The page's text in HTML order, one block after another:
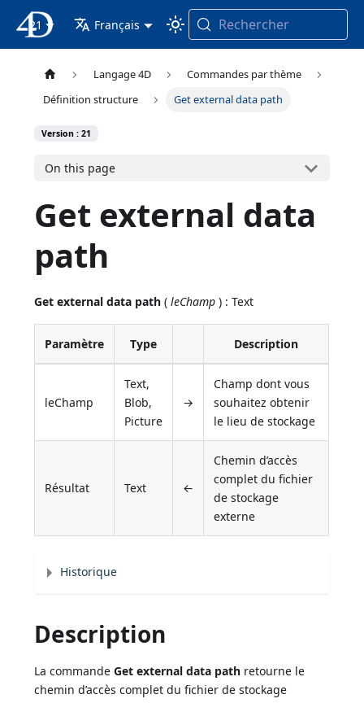
4D Documentation
21 Français Rechercher
Langage 4D
Commandes par thème
Définition structure
Get external data path
Version : 21
On this page
Get external data
path
Get external data path (leChamp ) : Text
Paramètre Type Description
leChamp
Text,
Blob,
Picture
→
Champ dont vous
souhaitez obtenir
le lieu de stockage
Résultat Text ←
Chemin d’accès
complet du fichier
de stockage
externe
Historique
Description
La commandeGet external data path retourne le
chemin d’accès complet du fichier de stockage